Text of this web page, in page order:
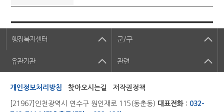
행정복지센터 군/구
유관기관 관련
개인정보처리방침 찾아오시는길 저작권정책
[21967]인천광역시 연수구 원인재로 115(동춘동) 대표전화 : 032-